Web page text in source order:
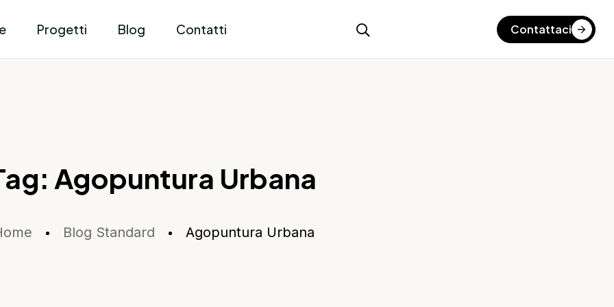
Progetti Blog Contatti Contattaci
Agopuntura Urbana
Blog Standard Agopuntura Urbana